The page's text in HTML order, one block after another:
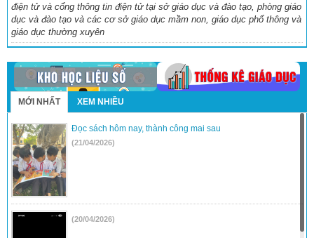
điện tử và cổng thông tin điện tử tại sở giáo dục và đào tạo, phòng giáo
dục và đào tạo và các cơ sở giáo dục mầm non, giáo dục phổ thông và
giáo dục thường xuyên
MỚI NHẤT XEM NHIỀU
Đọc sách hôm nay, thành công mai sau
(21/04/2026)
(20/04/2026)